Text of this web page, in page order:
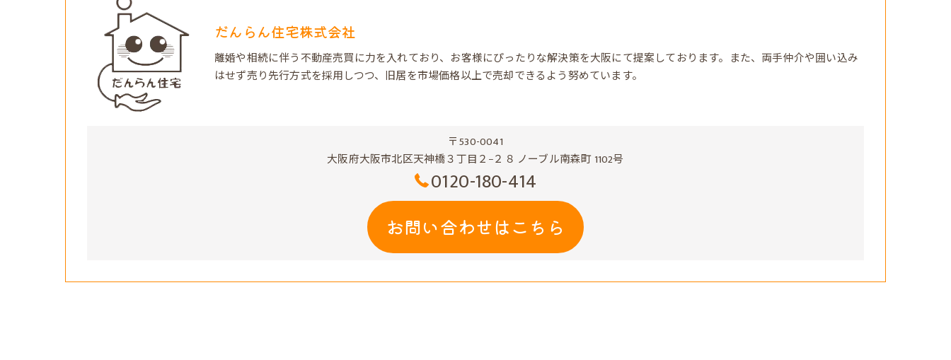
だんらん住宅株式会社
離婚や相続に伴う不動産売買に力を入れており、お客様にぴったりな解決策を大阪にて提案しております。また、両手仲介や囲い込み
はせず売り先行方式を採用しつつ、旧居を市場価格以上で売却できるよう努めています。
〒530-0041
大阪府大阪市北区天神橋３丁目２−２８ ノーブル南森町 1102号
0120-180-414
お問い合わせはこちら